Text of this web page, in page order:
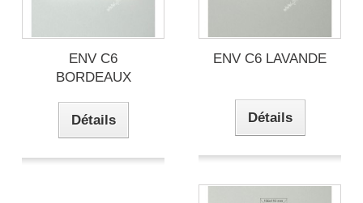
ENV C6
BORDEAUX
Détails
ENV C6 LAVANDE
Détails